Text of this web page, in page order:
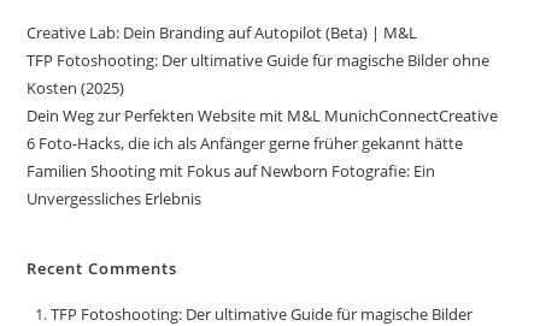
Creative Lab: Dein Branding auf Autopilot (Beta) | M&L
TFP Fotoshooting: Der ultimative Guide für magische Bilder ohne
Kosten (2025)
Dein Weg zur Perfekten Website mit M&L MunichConnectCreative
6 Foto-Hacks, die ich als Anfänger gerne früher gekannt hätte
Familien Shooting mit Fokus auf Newborn Fotografie: Ein
Unvergessliches Erlebnis
Recent Comments
TFP Fotoshooting: Der ultimative Guide für magische Bilder